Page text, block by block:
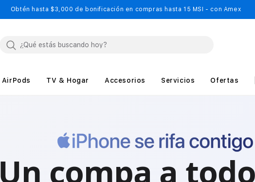
Obtén hasta $3,000 de bonificación en compras hasta 15 MSI - con Amex
AirPods TV & Hogar Accesorios Servicios Ofertas
Un compa a